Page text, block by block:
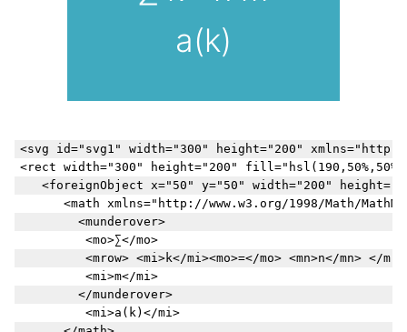
a(k)
<svg id="svg1" width="300" height="200" xmlns="http://
<rect width="300" height="200"